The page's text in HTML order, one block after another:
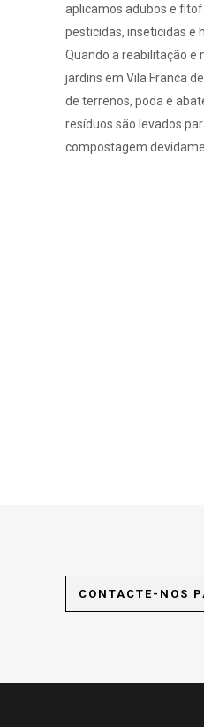
aplicamos adubos e
pesticidas, inseticidas e
Quando a reabilitação e
jardins em Vila Franca
de terrenos, poda e
resíduos são levados
compostagem
CONTACTE-NOS